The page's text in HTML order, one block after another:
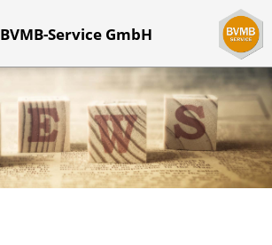
BVMB-Service GmbH